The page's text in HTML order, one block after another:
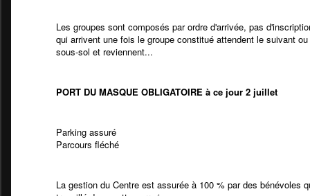
Les groupes sont composés par ordre d'arrivée, pas
qui arrivent une fois le groupe constitué attendent le suivant
sous-sol et reviennent...
PORT DU MASQUE OBLIGATOIRE à ce jour 2 juillet
Parking assuré
Parcours fléché
La gestion du Centre est assurée à 100 % par des bénévoles